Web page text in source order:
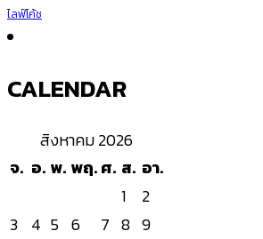
ไลฟ์โค้ช
CALENDAR
สิงหาคม 2026
จ. อ. พ. พฤ.ศ. ส. อา.
1
2
3 4 5 6 7 8 9